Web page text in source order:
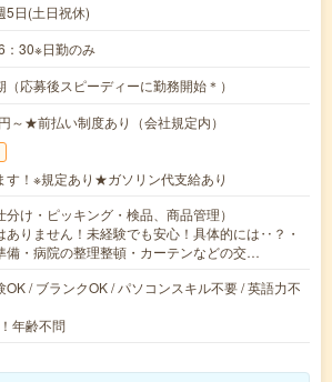
日(土日祝休)
：30※日勤のみ
（応募後スピーディーに勤務開始＊）
～★前払い制度あり（会社規定内）
す！※規定あり★ガソリン代支給あり
分け・ピッキング・検品、商品管理）
ありません！未経験でも安心！具体的には‥？・
備・病院の整理整頓・カーテンなどの交…
OK / ブランクOK / パソコンスキル不要 / 英語力不
年齢不問